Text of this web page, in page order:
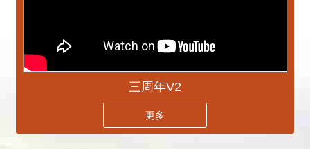
三周年V2
更多